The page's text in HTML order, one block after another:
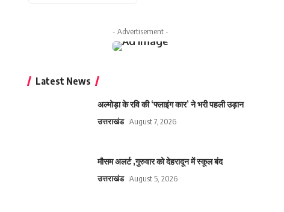
- Advertisement -
Latest News
अल्मोड़ा के रवि की ‘फ्लाइंग कार’ ने भरी पहली उड़ान
उत्तराखंड August 7, 2026
मौसम अलर्ट ,गुरुवार को देहरादून में स्कूल बंद
उत्तराखंड August 5, 2026